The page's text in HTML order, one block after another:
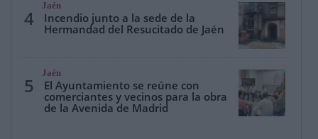
4
Jaén
Incendio junto a la sede de la
Hermandad del Resucitado de Jaén
5
Jaén
El Ayuntamiento se reúne con
comerciantes y vecinos para la obra
de la Avenida de Madrid